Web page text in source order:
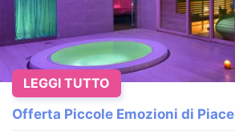
Offerta Piccole Emozioni di
LEGGI TUTTO